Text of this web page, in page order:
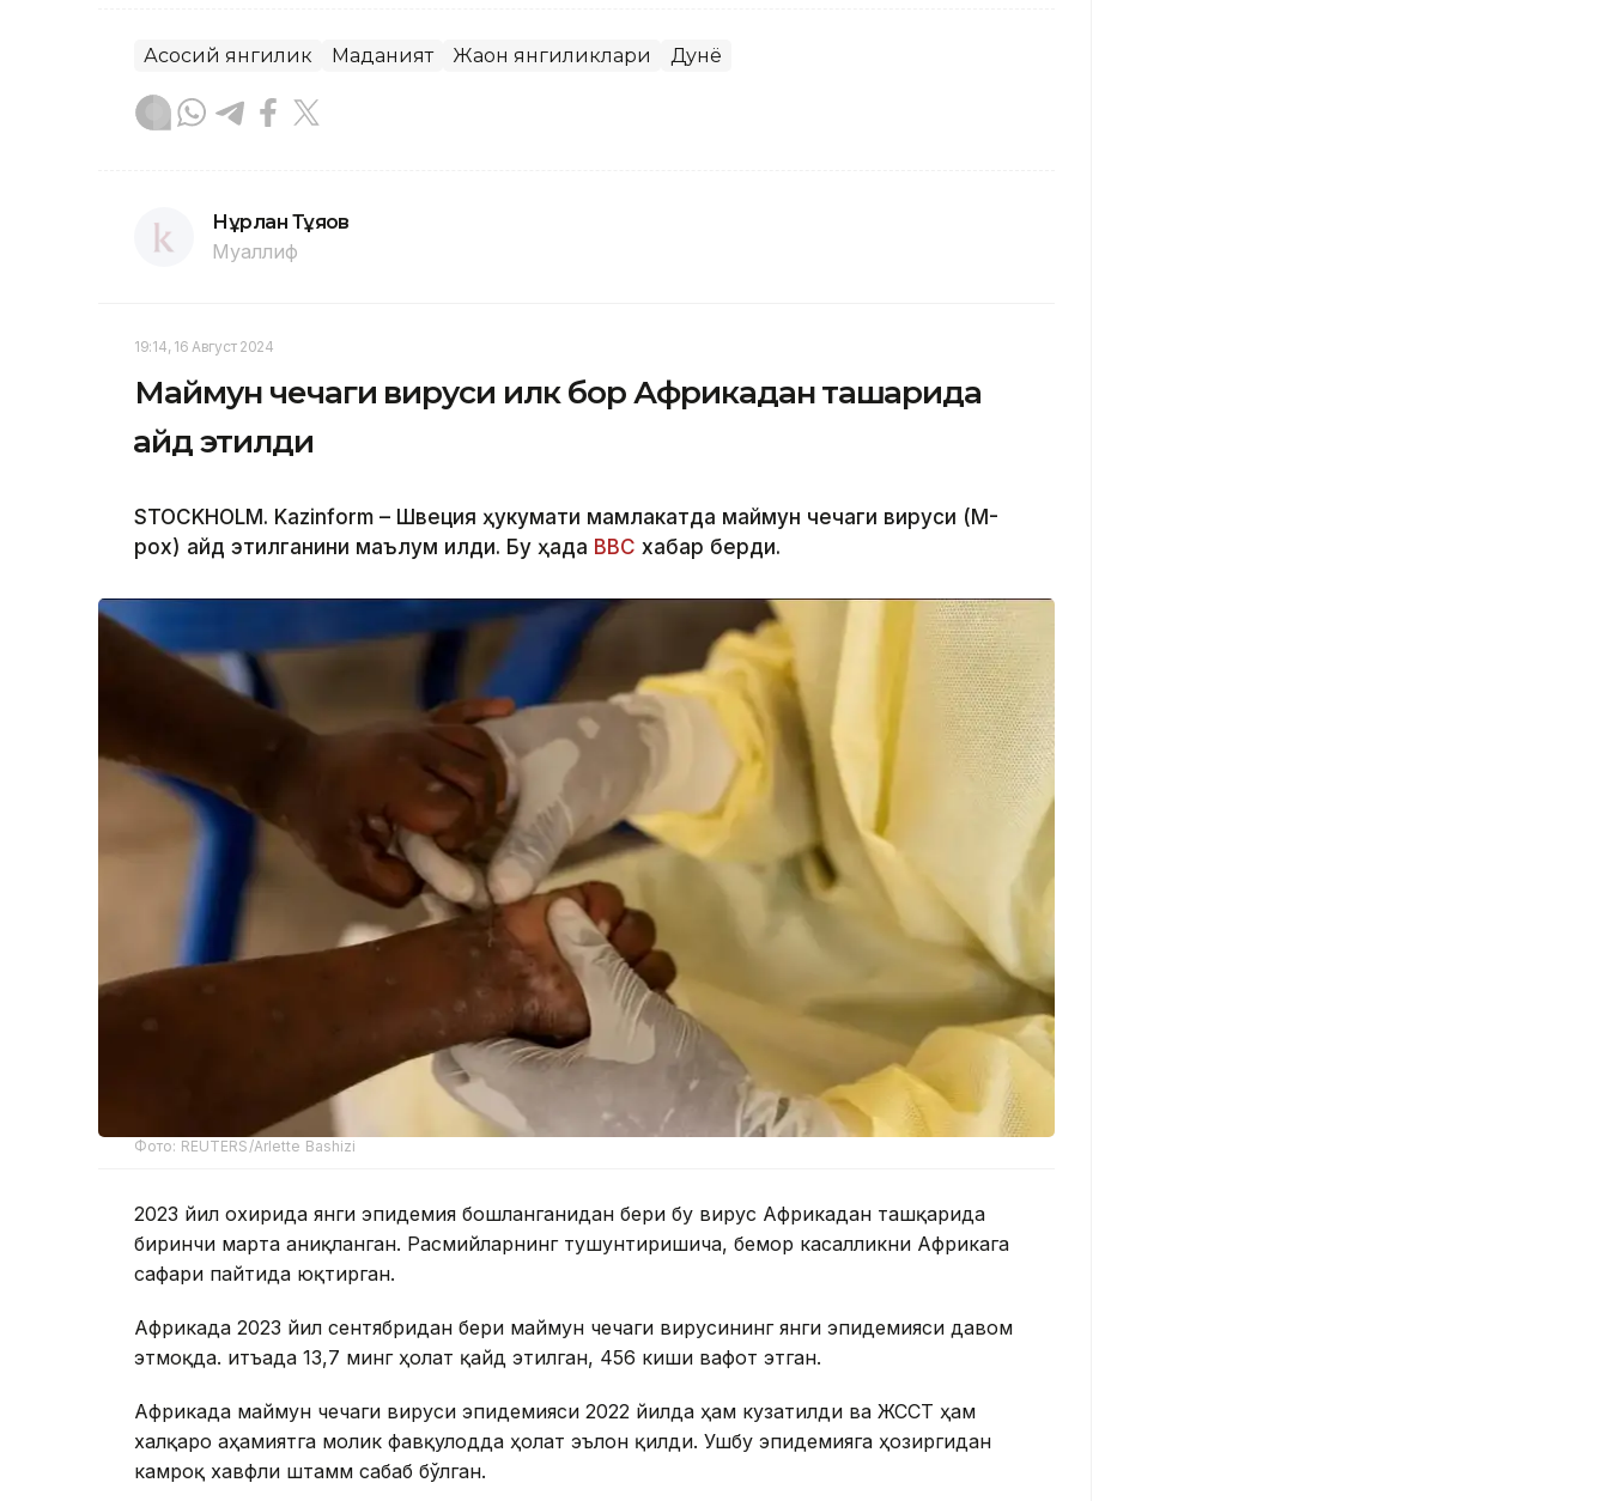
Асосий янгилик Маданият Жаҳон янгиликлари Дунё
Нұрлан Тұяқов
Муаллиф
19:14, 16 Август 2024
Маймун чечаги вируси илк бор Африкадан ташқарида
қайд этилди
STOCKHOLM. Kazinform – Швеция ҳукумати мамлакатда маймун чечаги вируси (M-
pox) қайд этилганини маълум қилди. Бу ҳақда BBC хабар берди.
Фото: REUTERS/Arlette Bashizi
2023 йил охирида янги эпидемия бошланганидан бери бу вирус Африкадан ташқарида
биринчи марта аниқланган. Расмийларнинг тушунтиришича, бемор касалликни Африкага
сафари пайтида юқтирган.
Африкада 2023 йил сентябридан бери маймун чечаги вирусининг янги эпидемияси давом
этмоқда. Қитъада 13,7 минг ҳолат қайд этилган, 456 киши вафот этган.
Африкада маймун чечаги вируси эпидемияси 2022 йилда ҳам кузатилди ва ЖССТ ҳам
халқаро аҳамиятга молик фавқулодда ҳолат эълон қилди. Ушбу эпидемияга ҳозиргидан
камроқ хавфли штамм сабаб бўлган.